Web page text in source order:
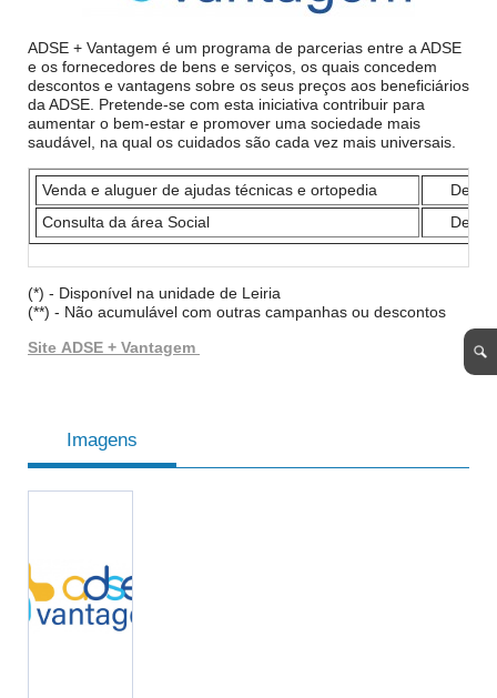
ADSE + Vantagem é um programa de parcerias entre a ADSE
e os fornecedores de bens e serviços, os quais concedem
descontos e vantagens sobre os seus preços aos beneficiários
da ADSE. Pretende-se com esta iniciativa contribuir para
aumentar o bem-estar e promover uma sociedade mais
saudável, na qual os cuidados são cada vez mais universais.
Venda e aluguer de ajudas técnicas e ortopedia
Consulta da área Social
(*) - Disponível na unidade de Leiria
(**) - Não acumulável com outras campanhas ou descontos
Site ADSE + Vantagem
Imagens